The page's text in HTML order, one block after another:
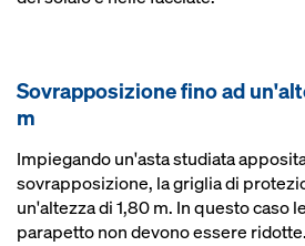
Sovrapposizione fino ad
m
Impiegando un'asta studiata
sovrapposizione, la griglia di
un'altezza di 1,80 m. In questo caso
parapetto non devono essere ridotte.